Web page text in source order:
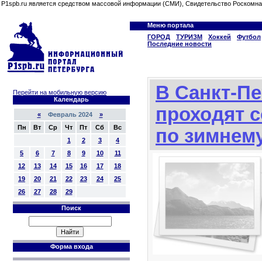
P1spb.ru является средством массовой информации (СМИ), Свидетельство
Меню портала
ГОРОД
ТУРИЗМ Хоккей
Футбол
Последние новости
Перейти на мобильную версию
Календарь
«Февраль 2024 »
Пн
Вт Ср Чт Пт Сб
Вс
1
2 3
4
5
6 7 8 9 10
11
12
13 14 15 16 17
18
19
20 21 22 23 24
25
26
27 28 29
Поиск
Форма входа
В Санкт-
проходят
по